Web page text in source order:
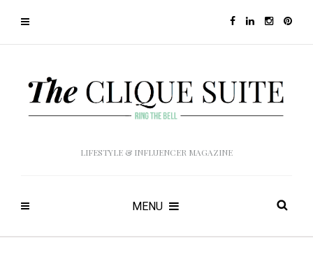
LIFESTYLE & INFLUENCER MAGAZINE
MENU